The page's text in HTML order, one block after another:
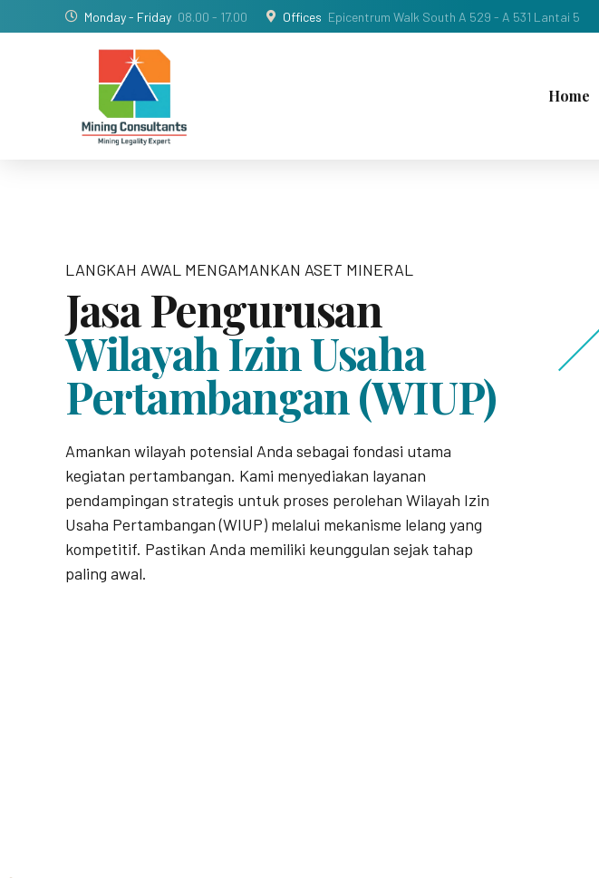
Monday - Friday 08.00 - 17.00 Offices Epicentrum Walk South A 529 - A 531 Lantai 5
Home
LANGKAH AWAL MENGAMANKAN ASET MINERAL
Jasa Pengurusan
Wilayah Izin Usaha
Pertambangan (WIUP)
Amankan wilayah potensial Anda sebagai fondasi utama
kegiatan pertambangan. Kami menyediakan layanan
pendampingan strategis untuk proses perolehan Wilayah Izin
Usaha Pertambangan (WIUP) melalui mekanisme lelang yang
kompetitif. Pastikan Anda memiliki keunggulan sejak tahap
paling awal.